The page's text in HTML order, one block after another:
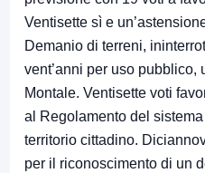
Ventisette sì e
Demanio di terreni,
vent’anni per uso
Montale. Ventisette voti
al Regolamento del
territorio cittadino.
per il riconoscimento di un